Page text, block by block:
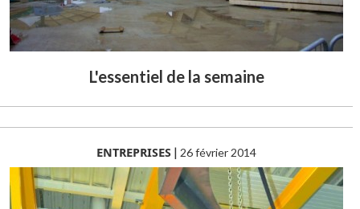
L'essentiel de la semaine
ENTREPRISES | 26 février 2014